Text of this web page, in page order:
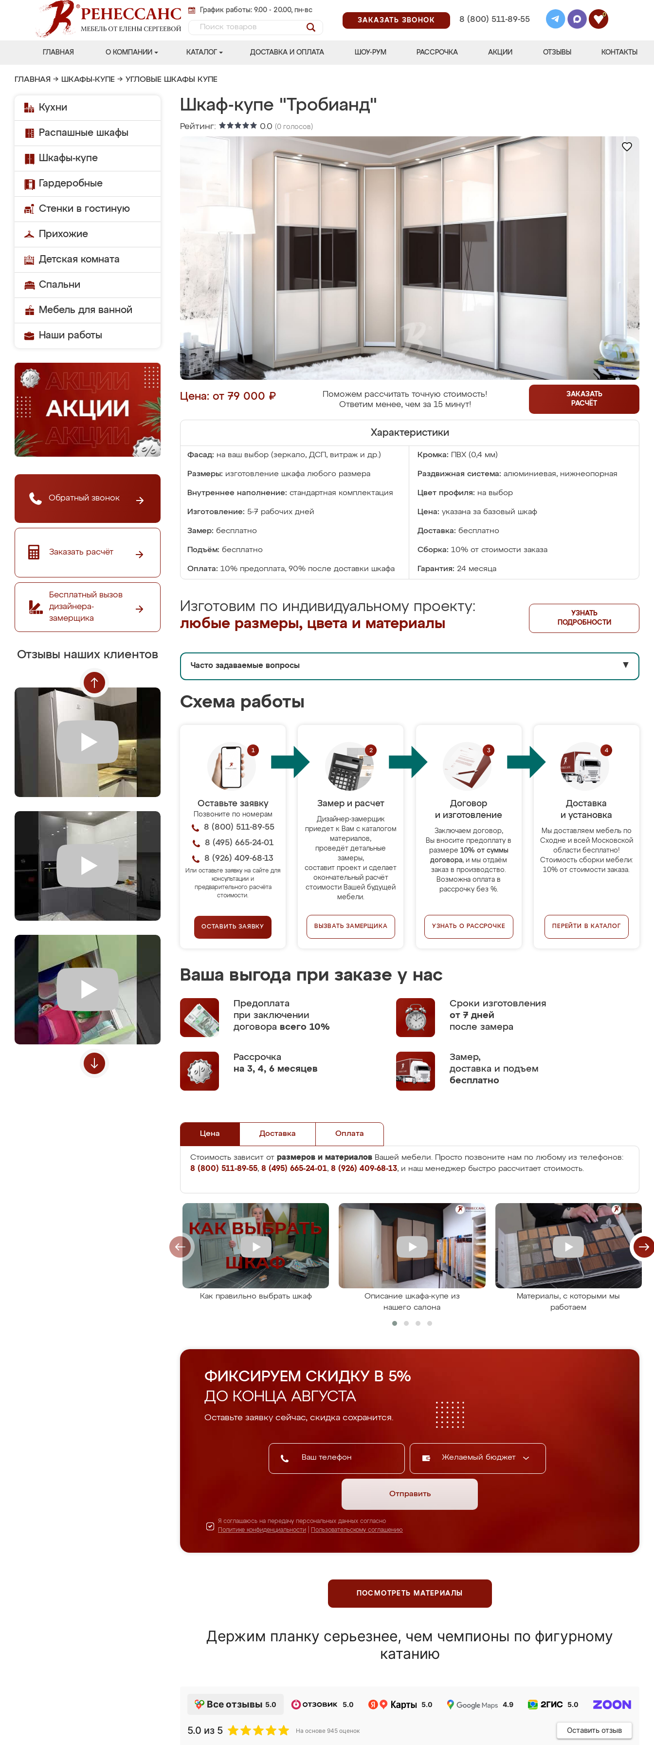
График работы: 9.00 - 20.00, пн-вс
ЗАКАЗАТЬ ЗВОНОК
8 (800) 511-89-55
0
ГЛАВНАЯ О КОМПАНИИ КАТАЛОГ ДОСТАВКА И ОПЛАТА ШОУ-РУМ РАССРОЧКА АКЦИИ ОТЗЫВЫ КОНТАКТЫ
ГЛАВНАЯ → ШКАФЫ-КУПЕ → УГЛОВЫЕ ШКАФЫ КУПЕ
Кухни
Распашные шкафы
Шкафы-купе
Гардеробные
Стенки в гостиную
Прихожие
Детская комната
Спальни
Мебель для ванной
Наши работы
Обратный звонок
Заказать расчёт
Бесплатный вызов
дизайнера-
замерщика
Отзывы наших клиентов
Шкаф-купе "Тробианд"
Рейтинг: 0.0 (0 голосов)
Цена: от 79 000 ₽
Поможем рассчитать точную стоимость!
Ответим менее, чем за 15 минут!
ЗАКАЗАТЬ
РАСЧЁТ
Характеристики
Фасад: на ваш выбор (зеркало, ДСП, витраж и др.) Кромка: ПВХ (0,4 мм)
Размеры: изготовление шкафа любого размера Раздвижная система: алюминиевая, нижнеопорная
Внутреннее наполнение: стандартная комплектация Цвет профиля: на выбор
Изготовление: 5-7 рабочих дней Цена: указана за базовый шкаф
Замер: бесплатно Доставка: бесплатно
Подъём: бесплатно Сборка: 10% от стоимости заказа
Оплата: 10% предоплата, 90% после доставки шкафа Гарантия: 24 месяца
Изготовим по индивидуальному проекту:
любые размеры, цвета и материалы
УЗНАТЬ
ПОДРОБНОСТИ
Часто задаваемые вопросы ▼
Схема работы
Оставьте заявку
Позвоните по номерам
8 (800) 511-89-55
8 (495) 665-24-01
8 (926) 409-68-13
Или оставьте заявку на сайте для
консультации и
предварительного расчёта
стоимости.
ОСТАВИТЬ ЗАЯВКУ
Замер и расчет
Дизайнер-замерщик
приедет к Вам с каталогом
материалов,
проведёт детальные
замеры,
составит проект и сделает
окончательный расчёт
стоимости Вашей будущей
мебели.
ВЫЗВАТЬ ЗАМЕРЩИКА
Договор
и изготовление
Заключаем договор,
Вы вносите предоплату в
размере 10% от суммы
договора, и мы отдаём
заказ в производство.
Возможна оплата в
рассрочку без %.
УЗНАТЬ О РАССРОЧКЕ
Доставка
и установка
Мы доставляем мебель по
Сходне и всей Московской
области бесплатно!
Стоимость сборки мебели:
10% от стоимости заказа.
ПЕРЕЙТИ В КАТАЛОГ
Ваша выгода при заказе у нас
Предоплата
при заключении
договора всего 10%
Сроки изготовления
от 7 дней
после замера
Рассрочка
на 3, 4, 6 месяцев
Замер,
доставка и подъем
бесплатно
Цена Доставка Оплата
Стоимость зависит от размеров и материалов Вашей мебели. Просто позвоните нам по любому из телефонов:
8 (800) 511-89-55, 8 (495) 665-24-01, 8 (926) 409-68-13, и наш менеджер быстро рассчитает стоимость.
Как правильно выбрать шкаф
Описание шкафа-купе из
нашего салона
Материалы, с которыми мы
работаем
ФИКСИРУЕМ СКИДКУ В 5%
ДО КОНЦА АВГУСТА
Оставьте заявку сейчас, скидка сохранится.
Желаемый бюджет
Отправить
Я соглашаюсь на передачу персональных данных согласно
Политике конфиденциальности
Пользовательскому соглашению
ПОСМОТРЕТЬ МАТЕРИАЛЫ
Держим планку серьезнее, чем чемпионы по фигурному
катанию
Все отзывы 5.0 5.0 5.0 4.9 5.0
5.0 из 5 На основе 945 оценок Оставить отзыв